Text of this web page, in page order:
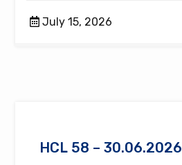
July 15, 2026
HCL 58 – 30.06.2026